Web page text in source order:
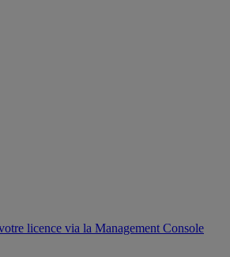
licence via la Management Console